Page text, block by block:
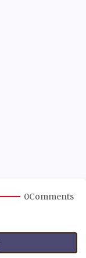
0Comments